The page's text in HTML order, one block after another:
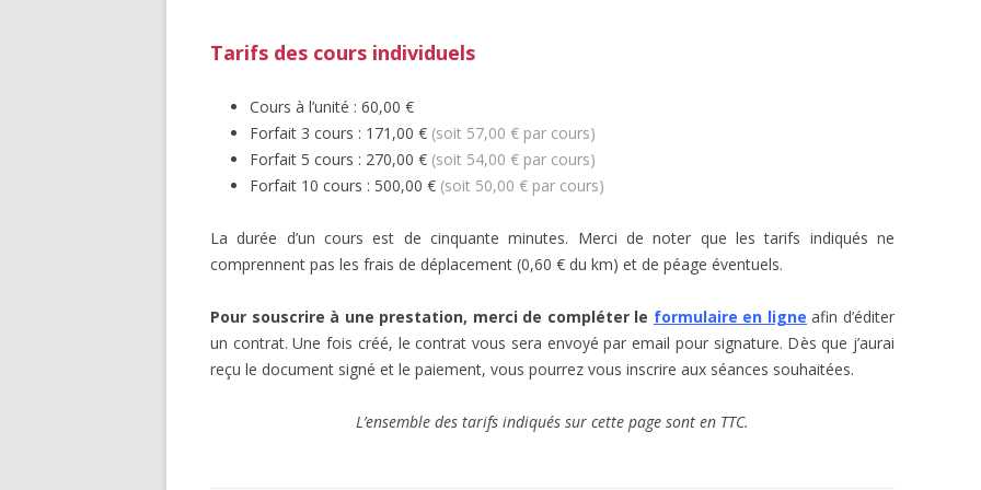
Tarifs des cours individuels
Cours à l’unité : 60,00 €
Forfait 3 cours : 171,00 € (soit 57,00 € par cours)
Forfait 5 cours : 270,00 € (soit 54,00 € par cours)
Forfait 10 cours : 500,00 € (soit 50,00 € par cours)
La durée d’un cours est de cinquante minutes. Merci de noter que les tarifs indiqués ne
comprennent pas les frais de déplacement (0,60 € du km) et de péage éventuels.
Pour souscrire à une prestation, merci de compléter le formulaire en ligne afin d’éditer
un contrat. Une fois créé, le contrat vous sera envoyé par email pour signature. Dès que j’aurai
reçu le document signé et le paiement, vous pourrez vous inscrire aux séances souhaitées.
L’ensemble des tarifs indiqués sur cette page sont en TTC.